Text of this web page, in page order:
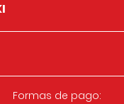
Formas de pago: